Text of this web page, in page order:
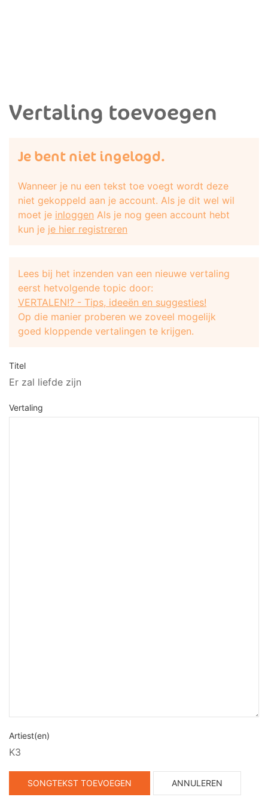
Vertaling toevoegen
Je bent niet ingelogd.
Wanneer je nu een tekst toe voegt wordt deze
niet gekoppeld aan je account. Als je dit wel wil
moet je inloggen Als je nog geen account hebt
kun je je hier registreren
Lees bij het inzenden van een nieuwe vertaling
eerst hetvolgende topic door:
VERTALEN!? - Tips, ideeën en suggesties!
Op die manier proberen we zoveel mogelijk
goed kloppende vertalingen te krijgen.
Titel
Er zal liefde zijn
Vertaling
Artiest(en)
K3
SONGTEKST TOEVOEGEN ANNULEREN